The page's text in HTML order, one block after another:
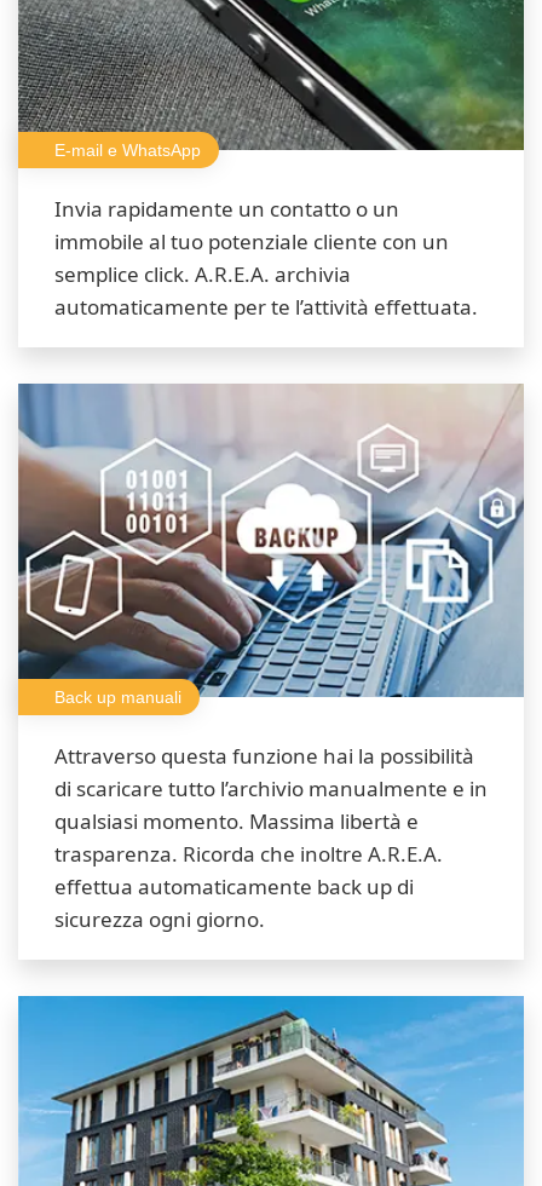
E-mail e WhatsApp
Invia rapidamente un contatto o un
immobile al tuo potenziale cliente con un
semplice click. A.R.E.A. archivia
automaticamente per te l’attività effettuata.
Back up manuali
Attraverso questa funzione hai la possibilità
di scaricare tutto l’archivio manualmente e in
qualsiasi momento. Massima libertà e
trasparenza. Ricorda che inoltre A.R.E.A.
effettua automaticamente back up di
sicurezza ogni giorno.